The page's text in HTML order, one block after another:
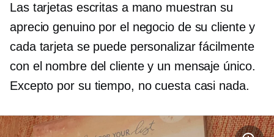
Las tarjetas escritas a mano muestran su
aprecio genuino por el negocio de su cliente y
cada tarjeta se puede personalizar fácilmente
con el nombre del cliente y un mensaje único.
Excepto por su tiempo, no cuesta casi nada.